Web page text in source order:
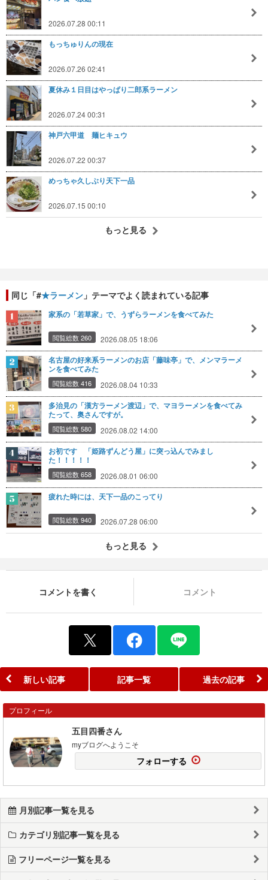
2026.07.28 00:11
もっちゅりんの現在
2026.07.26 02:41
夏休み１日目はやっぱり二郎系ラーメン
2026.07.24 00:31
神戸六甲道 麺ヒキュウ
2026.07.22 00:37
めっちゃ久しぶり天下一品
2026.07.15 00:10
もっと見る
同じ「#★ラーメン 」テーマでよく読まれている記事
家系の「若草家」で、うずらラーメンを食べてみた
閲覧総数 260 2026.08.05 18:06
名古屋の好来系ラーメンのお店「藤味亭」で、メンマラーメ
ンを食べてみた
閲覧総数 416 2026.08.04 10:33
多治見の「漢方ラーメン渡辺」で、マヨラーメンを食べてみ
たって、奥さんですが。
閲覧総数 580 2026.08.02 14:00
お初です 「姫路ずんどう屋」に突っ込んでみまし
た！！！！！
閲覧総数 658 2026.08.01 06:00
疲れた時には、天下一品のこってり
閲覧総数 940 2026.07.28 06:00
もっと見る
コメントを書く コメント
新しい記事 記事一覧 過去の記事
プロフィール
五目四番さん
myブログへようこそ
フォローする
月別記事一覧を見る
カテゴリ別記事一覧を見る
フリーページ一覧を見る